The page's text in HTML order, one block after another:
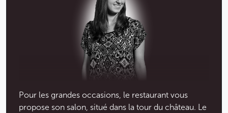
Pour les grandes occasions, le restaurant vous
propose son salon, situé dans la tour du château. Le